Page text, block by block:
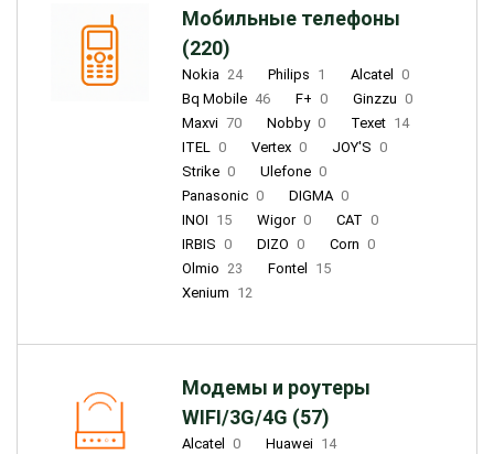
Мобильные телефоны
(220)
Nokia 24 Philips 1 Alcatel
0
Bq Mobile 46 F+ 0 Ginzzu 0
Maxvi 70 Nobby 0 Texet 14
ITEL 0 Vertex 0 JOY'S 0
Strike 0 Ulefone 0
Panasonic 0 DIGMA 0
INOI 15 Wigor 0 CAT 0
IRBIS 0 DIZO 0 Corn 0
Olmio 23 Fontel
15
Xenium 12
Модемы и роутеры
WIFI/3G/4G (57)
Alcatel 0 Huawei 14